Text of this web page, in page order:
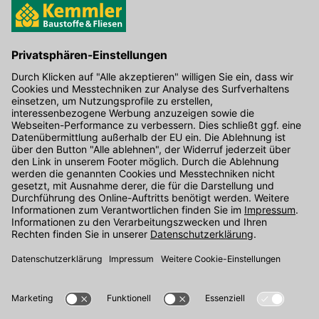
Hier gibt's die kostenlose App
Kontakt
Unser Onlineshop Team ist montags bis freitags von 08:00 - 17:00
Uhr unter der Telefonnummer07071 / 151-151für Sie erreichbar.
Alternativ können Sie unser Kontaktformular nutzen.
Den Kontakt direkt in unsere Niederlassungen finden Sie